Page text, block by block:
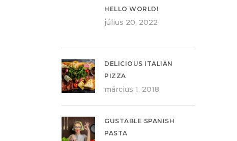
HELLO WORLD!
július 20, 2022
DELICIOUS ITALIAN
PIZZA
március 1, 2018
GUSTABLE SPANISH
PASTA